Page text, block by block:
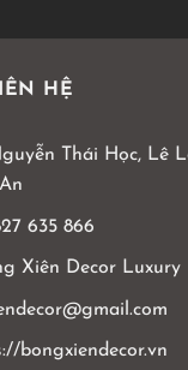
HỆ
Thái Học, Lê
635 866
Xiên Decor Luxury
bongxiendecor.vn